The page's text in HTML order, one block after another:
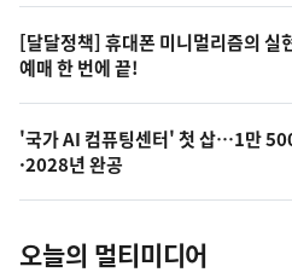
오
늘
의
사
진
[달달정책] 휴대폰 미니멀리즘의 실
예매 한 번에 끝!
'국가 AI 컴퓨팅센터' 첫 삽…1만
·2028년 완공
오늘의 멀티미디어